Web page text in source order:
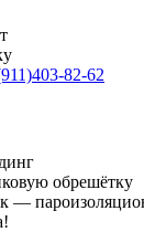
82-62
обрешётку
—